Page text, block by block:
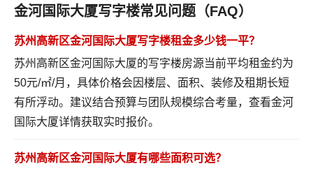
金河国际大厦写字楼常见问题（FAQ）
苏州高新区金河国际大厦写字楼租金多少钱一平？
苏州高新区金河国际大厦的写字楼房源当前平均租金约为
50元/㎡/月，具体价格会因楼层、面积、装修及租期长短
有所浮动。建议结合预算与团队规模综合考量， 查看金河
国际大厦详情获取实时报价。
苏州高新区金河国际大厦有哪些面积可选？